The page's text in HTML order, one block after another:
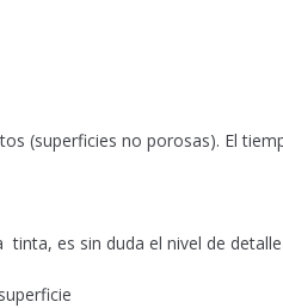
(superficies no porosas). El
es sin duda el nivel de